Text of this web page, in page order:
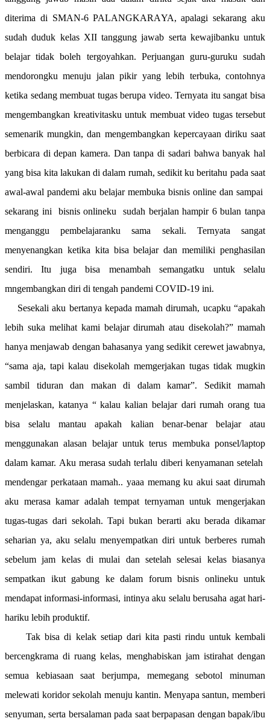
diterima di SMAN-6 PALANGKARAYA, apalagi sekarang aku
sudah duduk kelas XII tanggung jawab serta kewajibanku untuk
belajar tidak boleh tergoyahkan. Perjuangan guru-guruku sudah
mendorongku menuju jalan pikir yang lebih terbuka, contohnya
ketika sedang membuat tugas berupa video. Ternyata itu sangat bisa
mengembangkan kreativitasku untuk membuat video tugas tersebut
semenarik mungkin, dan mengembangkan kepercayaan diriku saat
berbicara di depan kamera. Dan tanpa di sadari bahwa banyak hal
yang bisa kita lakukan di dalam rumah, sedikit ku beritahu pada saat
awal-awal pandemi aku belajar membuka bisnis online dan sampai
sekarang ini bisnis onlineku sudah berjalan hampir 6 bulan tanpa
menganggu pembelajaranku sama sekali. Ternyata sangat
menyenangkan ketika kita bisa belajar dan memiliki penghasilan
sendiri. Itu juga bisa menambah semangatku untuk selalu
mngembangkan diri di tengah pandemi COVID-19 ini.
Sesekali aku bertanya kepada mamah dirumah, ucapku “apakah
lebih suka melihat kami belajar dirumah atau disekolah?” mamah
hanya menjawab dengan bahasanya yang sedikit cerewet jawabnya,
“sama aja, tapi kalau disekolah memgerjakan tugas tidak mugkin
sambil tiduran dan makan di dalam kamar”. Sedikit mamah
menjelaskan, katanya “ kalau kalian belajar dari rumah orang tua
bisa selalu mantau apakah kalian benar-benar belajar atau
menggunakan alasan belajar untuk terus membuka ponsel/laptop
dalam kamar. Aku merasa sudah terlalu diberi kenyamanan setelah
mendengar perkataan mamah.. yaaa memang ku akui saat dirumah
aku merasa kamar adalah tempat ternyaman untuk mengerjakan
tugas-tugas dari sekolah. Tapi bukan berarti aku berada dikamar
seharian ya, aku selalu menyempatkan diri untuk berberes rumah
sebelum jam kelas di mulai dan setelah selesai kelas biasanya
sempatkan ikut gabung ke dalam forum bisnis onlineku untuk
mendapat informasi-informasi, intinya aku selalu berusaha agat hari-
hariku lebih produktif.
Tak bisa di kelak setiap dari kita pasti rindu untuk kembali
bercengkrama di ruang kelas, menghabiskan jam istirahat dengan
semua kebiasaan saat berjumpa, memegang sebotol minuman
melewati koridor sekolah menuju kantin. Menyapa santun, memberi
senyuman, serta bersalaman pada saat berpapasan dengan bapak/ibu